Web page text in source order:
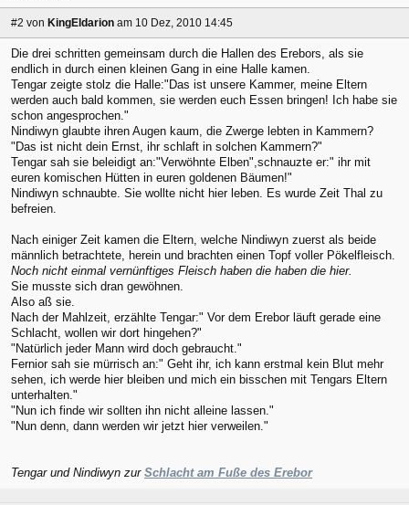
#2 von KingEldarion am 10 Dez, 2010 14:45
Die drei schritten gemeinsam durch die Hallen des Erebors, als sie
endlich in durch einen kleinen Gang in eine Halle kamen.
Tengar zeigte stolz die Halle:"Das ist unsere Kammer, meine Eltern
werden auch bald kommen, sie werden euch Essen bringen! Ich habe sie
schon angesprochen."
Nindiwyn glaubte ihren Augen kaum, die Zwerge lebten in Kammern?
"Das ist nicht dein Ernst, ihr schlaft in solchen Kammern?"
Tengar sah sie beleidigt an:"Verwöhnte Elben",schnauzte er:" ihr mit
euren komischen Hütten in euren goldenen Bäumen!"
Nindiwyn schnaubte. Sie wollte nicht hier leben. Es wurde Zeit Thal zu
befreien.
Nach einiger Zeit kamen die Eltern, welche Nindiwyn zuerst als beide
männlich betrachtete, herein und brachten einen Topf voller Pökelfleisch.
Noch nicht einmal vernünftiges Fleisch haben die haben die hier.
Sie musste sich dran gewöhnen.
Also aß sie.
Nach der Mahlzeit, erzählte Tengar:" Vor dem Erebor läuft gerade eine
Schlacht, wollen wir dort hingehen?"
"Natürlich jeder Mann wird doch gebraucht."
Fernior sah sie mürrisch an:" Geht ihr, ich kann erstmal kein Blut mehr
sehen, ich werde hier bleiben und mich ein bisschen mit Tengars Eltern
unterhalten."
"Nun ich finde wir sollten ihn nicht alleine lassen."
"Nun denn, dann werden wir jetzt hier verweilen."
Tengar und Nindiwyn zur Schlacht am Fuße des Erebor